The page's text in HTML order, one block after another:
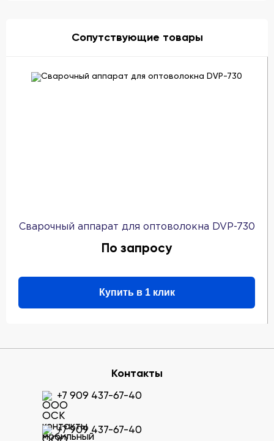
Сопутствующие товары
Сварочный аппарат для оптоволокна DVP-730
По запросу
Купить в 1 клик
Контакты
+7 909 437-67-40
+7 909 437-67-40